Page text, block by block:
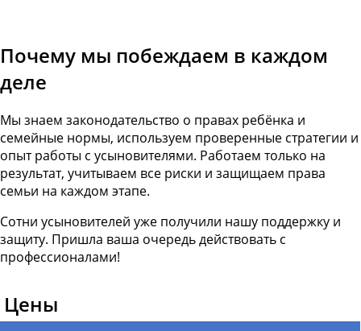
Почему мы побеждаем в каждом
деле
Мы знаем законодательство о правах ребёнка и
семейные нормы, используем проверенные стратегии и
опыт работы с усыновителями. Работаем только на
результат, учитываем все риски и защищаем права
семьи на каждом этапе.
Сотни усыновителей уже получили нашу поддержку и
защиту. Пришла ваша очередь действовать с
профессионалами!
Цены